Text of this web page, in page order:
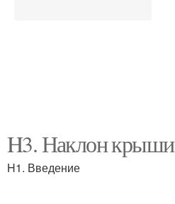
H3. Наклон крыши
H1. Введение